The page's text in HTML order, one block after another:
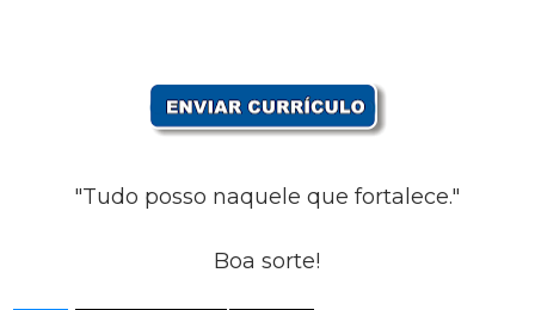
"Tudo posso naquele que fortalece."
Boa sorte!